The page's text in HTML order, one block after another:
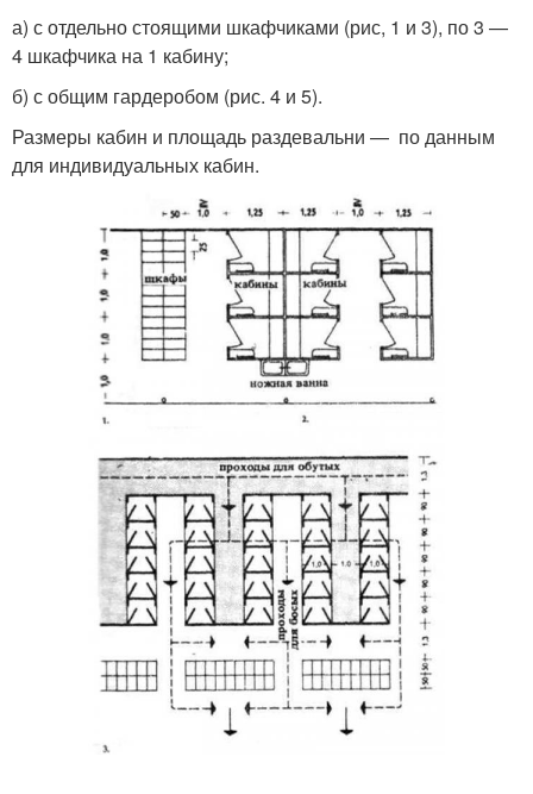
а) с отдельно стоящими шкафчиками (рис, 1 и 3), по 3 —
4 шкафчика на 1 кабину;
б) с общим гардеробом (рис. 4 и 5).
Размеры кабин и площадь раздевальни — по данным
для индивидуальных кабин.